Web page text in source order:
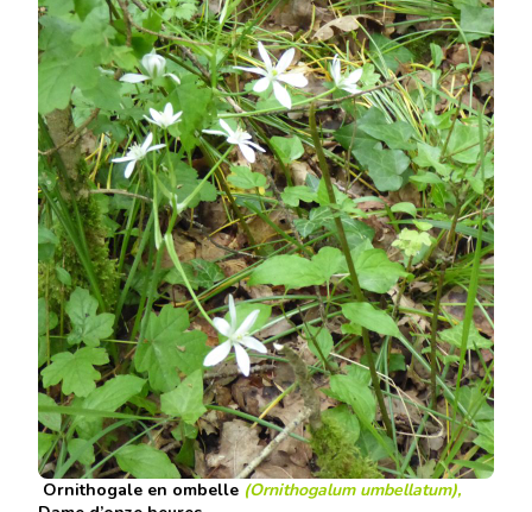
Ornithogale en ombelle (Ornithogalum umbellatum),